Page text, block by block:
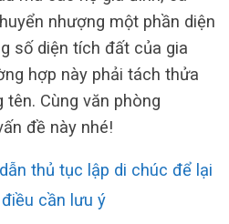
nhượng một phần diện
số diện tích đất của gia
hợp này phải tách thửa
Cùng văn phòng
đề này nhé!
thủ tục lập di chúc để lại
cần lưu ý